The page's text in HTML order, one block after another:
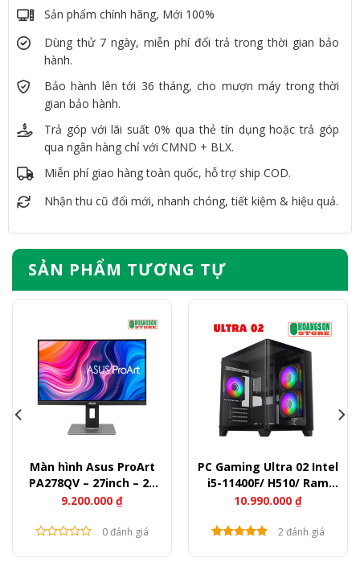
Sản phẩm chính hãng, Mới 100%
Dùng thử 7 ngày, miễn phí đổi trả trong thời gian bảo
hành.
Bảo hành lên tới 36 tháng, cho mượn máy trong thời
gian bảo hành.
Trả góp với lãi suất 0% qua thẻ tín dụng hoặc trả góp
qua ngân hàng chỉ với CMND + BLX.
Miễn phí giao hàng toàn quốc, hỗ trợ ship COD.
Nhận thu cũ đổi mới, nhanh chóng, tiết kiệm & hiệu quả.
SẢN PHẨM TƯƠNG TỰ
Màn hình Asus ProArt
PA278QV – 27inch – 2K
IPS – 75Hz – 350nits
9.200.000 ₫
0 đánh giá
PC Gaming Ultra 02 Intel
i5-11400F/ H510/ Ram
16GB/ SSD 256GB/ RTX
10.990.000 ₫
2 đánh giá